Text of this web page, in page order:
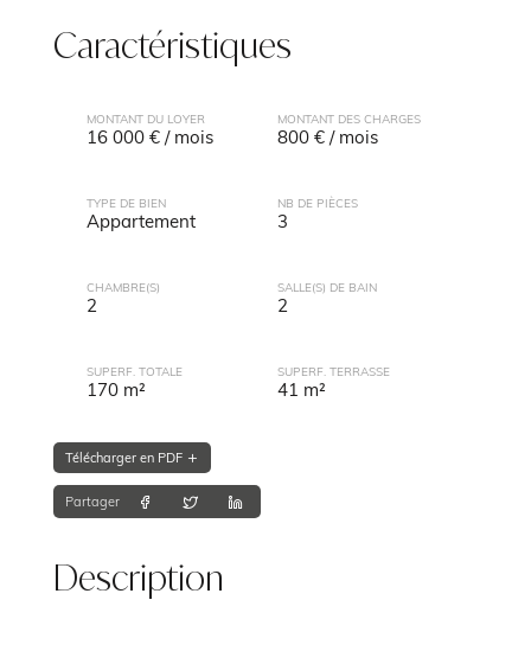
Caractéristiques
MONTANT DU LOYER
16 000 € / mois
MONTANT DES CHARGES
800 € / mois
TYPE DE BIEN
Appartement
NB DE PIÈCES
3
CHAMBRE(S)
2
SALLE(S) DE BAIN
2
SUPERF. TOTALE
170 m²
SUPERF. TERRASSE
41 m²
Télécharger en PDF
Partager
Description